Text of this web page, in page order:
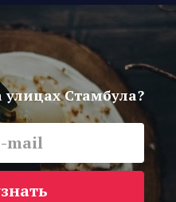
улицах Стамбула?